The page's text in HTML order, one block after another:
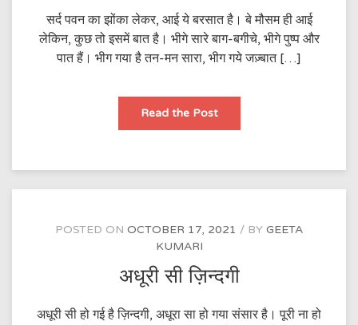
सर्द पवन का झोंका लेकर, आई ये बरसात है। बे मौसम ही आई
लेकिन, कुछ तो इसमें बात है। भीगे सारे बाग-बगीचे, भीगे पुष्प और
पात हैं। भीग गया है तन-मन सारा, भीग गये जज़्बात […]
Read the Postबरसात
POSTED ON OCTOBER 17, 2021 BY GEETA
KUMARI
अधूरी सी ज़िन्दगी
अधूरी सी हो गई है ज़िन्दगी, अधूरा सा हो गया संसार है। पूरी ना हो